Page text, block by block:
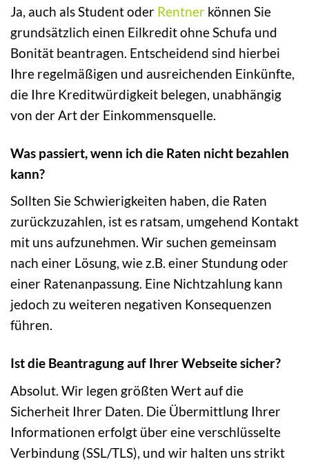
Ja, auch als Student oder Rentner können Sie
grundsätzlich einen Eilkredit ohne Schufa und
Bonität beantragen. Entscheidend sind hierbei
Ihre regelmäßigen und ausreichenden Einkünfte,
die Ihre Kreditwürdigkeit belegen, unabhängig
von der Art der Einkommensquelle.
Was passiert, wenn ich die Raten nicht bezahlen
kann?
Sollten Sie Schwierigkeiten haben, die Raten
zurückzuzahlen, ist es ratsam, umgehend Kontakt
mit uns aufzunehmen. Wir suchen gemeinsam
nach einer Lösung, wie z.B. einer Stundung oder
einer Ratenanpassung. Eine Nichtzahlung kann
jedoch zu weiteren negativen Konsequenzen
führen.
Ist die Beantragung auf Ihrer Webseite sicher?
Absolut. Wir legen größten Wert auf die
Sicherheit Ihrer Daten. Die Übermittlung Ihrer
Informationen erfolgt über eine verschlüsselte
Verbindung (SSL/TLS), und wir halten uns strikt